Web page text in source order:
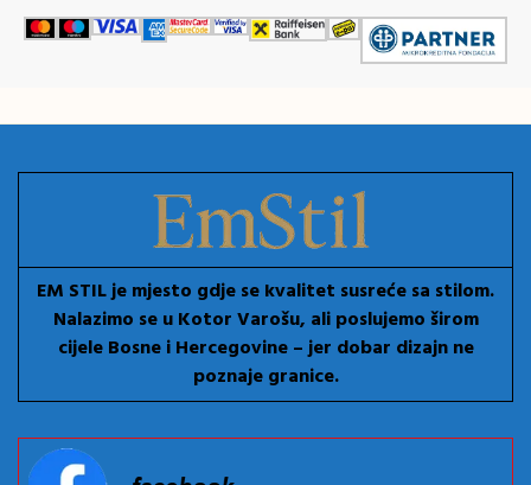
EM STIL je mjesto gdje se kvalitet susreće sa stilom.
Nalazimo se u Kotor Varošu, ali poslujemo širom
cijele Bosne i Hercegovine – jer dobar dizajn ne
poznaje granice.